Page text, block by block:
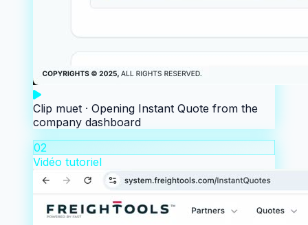
Clip muet · Opening Instant Quote from the
company dashboard
02
Vidéo tutoriel